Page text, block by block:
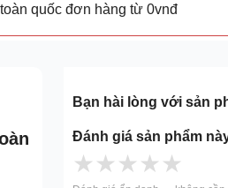
quốc đơn hàng từ 0vnđ
Bạn hài lòng với sản
Đánh giá sản phẩm
★★★★★